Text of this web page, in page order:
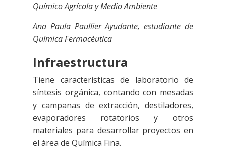
Químico Agrícola y Medio Ambiente
Ana Paula Paullier Ayudante, estudiante de
Química Fermacéutica
Infraestructura
Tiene características de laboratorio de
síntesis orgánica, contando con mesadas
y campanas de extracción, destiladores,
evaporadores rotatorios y otros
materiales para desarrollar proyectos en
el área de Química Fina.